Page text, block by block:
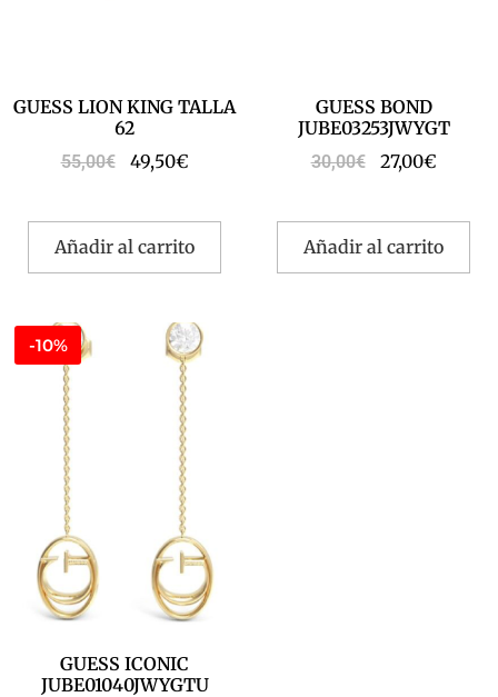
GUESS LION KING TALLA
62
55,00€ 49,50€
Añadir al carrito
GUESS BOND
JUBE03253JWYGT
30,00€ 27,00€
Añadir al carrito
-10%
GUESS ICONIC
JUBE01040JWYGTU